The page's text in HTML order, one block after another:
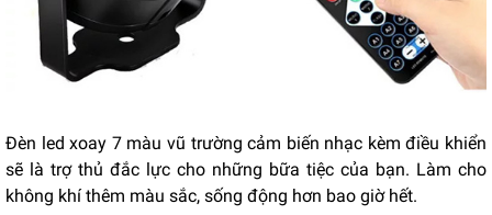
Đèn led xoay 7 màu vũ trường cảm biến nhạc kèm điều khiển
sẽ là trợ thủ đắc lực cho những bữa tiệc của bạn. Làm cho
không khí thêm màu sắc, sống động hơn bao giờ hết.